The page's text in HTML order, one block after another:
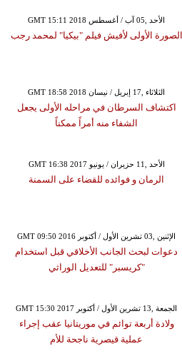
GMT 15:11 2018 الأحد ,05 آب / أغسطس
الصورة الأولى لأفيش فيلم "بيكيا" لمحمد رجب
GMT 18:58 2018 الثلاثاء ,17 إبريل / نيسان
اكتشاف السرطان في مراحله الأولى يجعل
الشفاء منه أمراً ممكناً
GMT 16:38 2017 الأحد ,11 حزيران / يونيو
الرمان و فوائده للقضاء على السمنة
GMT 09:50 2016 الإثنين ,03 تشرين الأول / أكتوبر
دعوات لبحث الجانب الأخلاقي قبل استخدام
"كريسبر" للتعديل الوراثي
GMT 15:30 2017 الجمعة ,13 تشرين الأول / أكتوبر
ولادة أربعة توائم في موريتانيا عقب إجراء
عملية قيصرية ناجحة للأم